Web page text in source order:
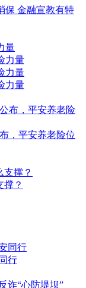
量
，平安养老险位
撑？
行
诈“心防堤坝”